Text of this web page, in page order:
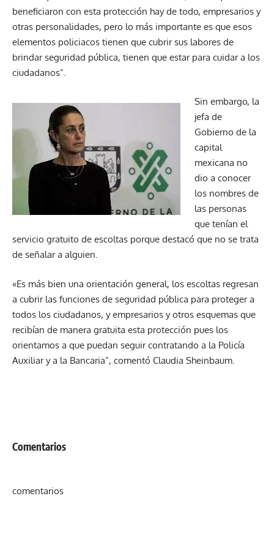
beneficiaron con esta protección hay de todo, empresarios y
otras personalidades, pero lo más importante es que esos
elementos policiacos tienen que cubrir sus labores de
brindar seguridad pública, tienen que estar para cuidar a los
ciudadanos”.
Sin embargo, la
jefa de
Gobierno de la
capital
mexicana no
dio a conocer
los nombres de
las personas
que tenían el
servicio gratuito de escoltas porque destacó que no se trata
de señalar a alguien.
«Es más bien una orientación general, los escoltas regresan
a cubrir las funciones de seguridad pública para proteger a
todos los ciudadanos, y empresarios y otros esquemas que
recibían de manera gratuita esta protección pues los
orientamos a que puedan seguir contratando a la Policía
Auxiliar y a la Bancaria”, comentó Claudia Sheinbaum.
Comentarios
comentarios